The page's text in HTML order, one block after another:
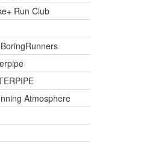
Run Club
Atmosphere